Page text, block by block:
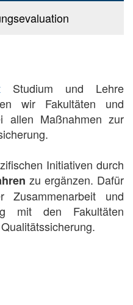
Studium und Lehre
wir Fakultäten und
allen Maßnahmen zur
Initiativen durch
zu ergänzen. Dafür
und
mit den Fakultäten